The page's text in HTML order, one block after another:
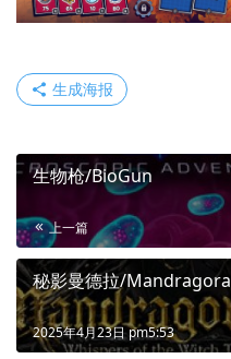
生成海报
生物枪/BioGun
上一篇
秘影曼德拉/Mandragora
2025年4月23日 pm5:53